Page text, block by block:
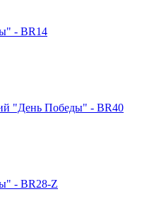
- BR14
"День Победы" - BR40
- BR28-Z